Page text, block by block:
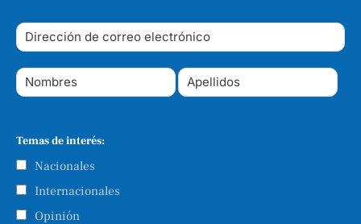
Temas de interés:
Nacionales
Internacionales
Opinión